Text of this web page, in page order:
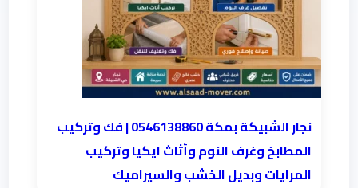
نجار الشبيكة بمكة 0546138860⁩ | فك وتركيب
المطابخ وغرف النوم وأثاث ايكيا وتركيب
المرايات وبديل الخشب والسيراميك